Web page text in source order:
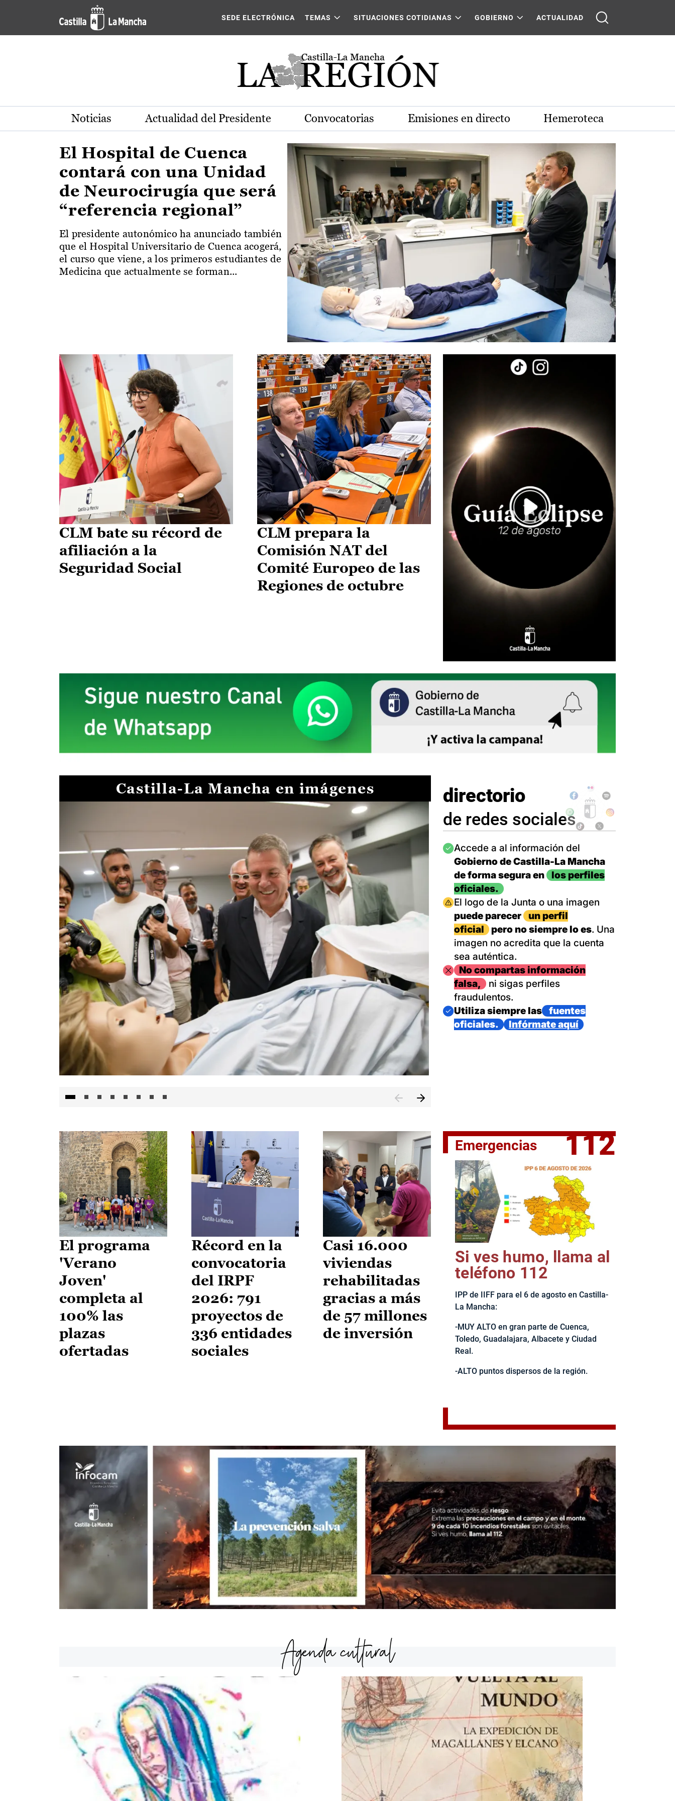
Pasar al contenido principal
Actualidad de la región de Castilla-La Mancha
SEDE ELECTRÓNICA TEMAS SITUACIONES COTIDIANAS GOBIERNO ACTUALIDAD
Noticias Actualidad del Presidente Convocatorias Emisiones en directo Hemeroteca
El Hospital de Cuenca
contará con una Unidad
de Neurocirugía que será
“referencia regional”
El presidente autonómico ha anunciado también
que el Hospital Universitario de Cuenca acogerá,
el curso que viene, a los primeros estudiantes de
Medicina que actualmente se forman...
CLM bate su récord de
afiliación a la
Seguridad Social
CLM prepara la
Comisión NAT del
Comité Europeo de las
Regiones de octubre
Castilla-La Mancha en imágenes
El jefe del Ejecutivo castellanomanchego, Emiliano García-
directorio
de redes sociales
Imagen
Accede a al información del
Gobierno de Castilla-La Mancha
de forma segura en
los perfiles
oficiales.
Imagen
El logo de la Junta o una imagen
puede parecer
un perfil
oficial
pero no siempre lo es. Una
imagen no acredita que la cuenta
sea auténtica.
ImagenNo compartas información
falsa,
ni sigas perfiles
fraudulentos.
Imagen
Utiliza siempre las
fuentes
oficiales.
Infórmate aquí
El programa
'Verano
Joven'
completa al
100% las
plazas
ofertadas
Récord en la
convocatoria
del IRPF
2026: 791
proyectos de
336 entidades
sociales
Casi 16.000
viviendas
rehabilitadas
gracias a más
de 57 millones
de inversión
Emergencias 112
Si ves humo, llama al
teléfono 112
IPP de IIFF para el 6 de agosto en Castilla-
La Mancha:
-MUY ALTO en gran parte de Cuenca,
Toledo, Guadalajara, Albacete y Ciudad
Real.
-ALTO puntos dispersos de la región.
Agenda cultural